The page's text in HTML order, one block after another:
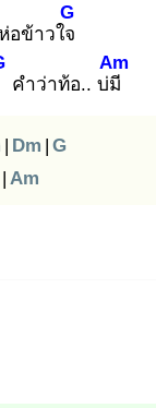
อข้าวใจ
G
คำว่าท้อ.. บ่มี
Am
| Dm | G
| Am